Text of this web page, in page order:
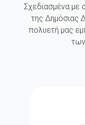
Σχεδιασμένα με
της Δημόσιας
πολυετή μας